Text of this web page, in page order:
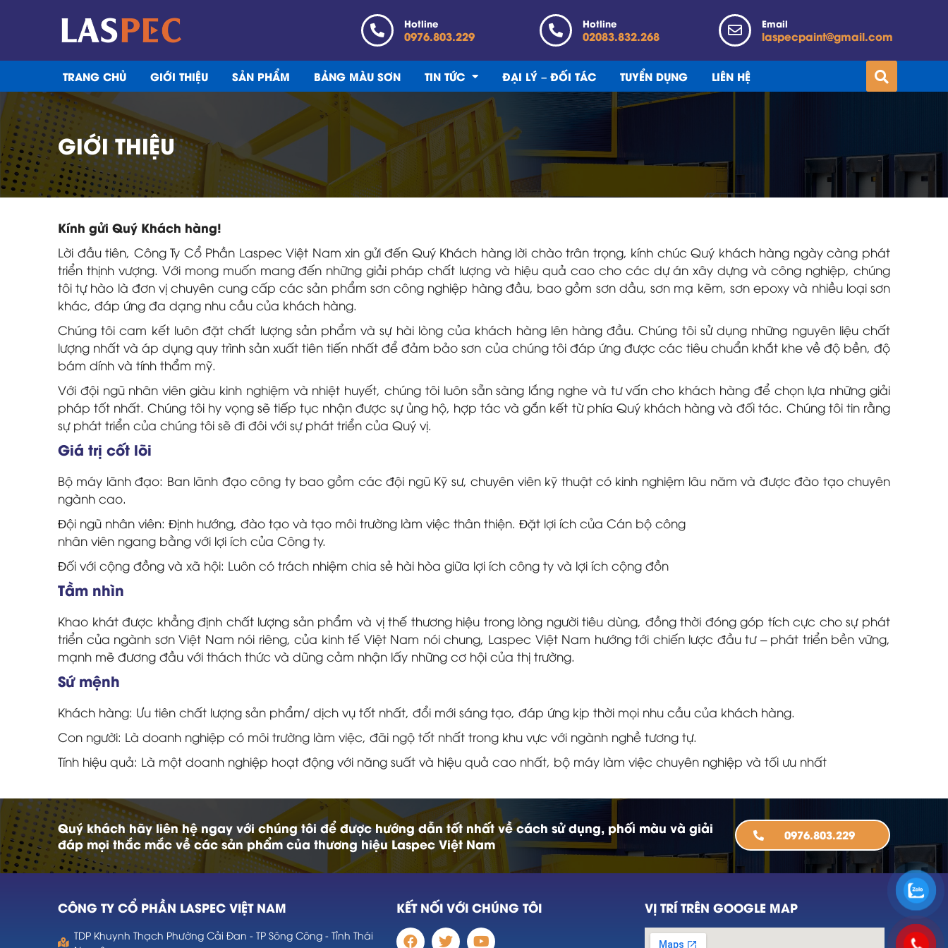
Hotline
0976.803.229
Hotline
02083.832.268
Email
laspecpaint@gmail.com
TRANG CHỦ GIỚI THIỆU SẢN PHẨM BẢNG MÀU SƠN TIN TỨC ĐẠI LÝ – ĐỐI TÁC TUYỂN DỤNG LIÊN HỆ
GIỚI THIỆU
Kính gửi Quý Khách hàng!
Lời đầu tiên, Công Ty Cổ Phần Laspec Việt Nam xin gửi đến Quý Khách hàng lời chào trân trọng, kính chúc Quý khách hàng ngày càng phát
triển thịnh vượng. Với mong muốn mang đến những giải pháp chất lượng và hiệu quả cao cho các dự án xây dựng và công nghiệp, chúng
tôi tự hào là đơn vị chuyên cung cấp các sản phẩm sơn công nghiệp hàng đầu, bao gồm sơn dầu, sơn mạ kẽm, sơn epoxy và nhiều loại sơn
khác, đáp ứng đa dạng nhu cầu của khách hàng.
Chúng tôi cam kết luôn đặt chất lượng sản phẩm và sự hài lòng của khách hàng lên hàng đầu. Chúng tôi sử dụng những nguyên liệu chất
lượng nhất và áp dụng quy trình sản xuất tiên tiến nhất để đảm bảo sơn của chúng tôi đáp ứng được các tiêu chuẩn khắt khe về độ bền, độ
bám dính và tính thẩm mỹ.
Với đội ngũ nhân viên giàu kinh nghiệm và nhiệt huyết, chúng tôi luôn sẵn sàng lắng nghe và tư vấn cho khách hàng để chọn lựa những giải
pháp tốt nhất. Chúng tôi hy vọng sẽ tiếp tục nhận được sự ủng hộ, hợp tác và gắn kết từ phía Quý khách hàng và đối tác. Chúng tôi tin rằng
sự phát triển của chúng tôi sẽ đi đôi với sự phát triển của Quý vị.
Giá trị cốt lõi
Bộ máy lãnh đạo: Ban lãnh đạo công ty bao gồm các đội ngũ Kỹ sư, chuyên viên kỹ thuật có kinh nghiệm lâu năm và được đào tạo chuyên
ngành cao.
Ðội ngũ nhân viên: Ðịnh hướng, đào tạo và tạo môi trường làm việc thân thiện. Ðặt lợi ích của Cán bộ công
nhân viên ngang bằng với lợi ích của Công ty.
Ðối với cộng đồng và xã hội: Luôn có trách nhiệm chia sẻ hài hòa giữa lợi ích công ty và lợi ích cộng đồn
Tầm nhìn
Khao khát được khẳng định chất lượng sản phẩm và vị thế thương hiệu trong lòng người tiêu dùng, đồng thời đóng góp tích cực cho sự phát
triển của ngành sơn Việt Nam nói riêng, của kinh tế Việt Nam nói chung, Laspec Việt Nam hướng tới chiến lược đầu tư – phát triển bền vững,
mạnh mẽ đương đầu với thách thức và dũng cảm nhận lấy những cơ hội của thị trường.
Sứ mệnh
Khách hàng: Ưu tiên chất lượng sản phẩm/ dịch vụ tốt nhất, đổi mới sáng tạo, đáp ứng kịp thời mọi nhu cầu của khách hàng.
Con người: Là doanh nghiệp có môi trường làm việc, đãi ngộ tốt nhất trong khu vực với ngành nghề tương tự.
Tính hiệu quả: Là một doanh nghiệp hoạt động với năng suất và hiệu quả cao nhất, bộ máy làm việc chuyên nghiệp và tối ưu nhất
Quý khách hãy liên hệ ngay với chúng tôi để được hướng dẫn tốt nhất về cách sử dụng, phối màu và giải
đáp mọi thắc mắc về các sản phẩm của thương hiệu Laspec Việt Nam
0976.803.229
CÔNG TY CỔ PHẦN LASPEC VIỆT NAM
TDP Khuynh Thạch Phường Cải Đan - TP Sông Công - Tỉnh Thái
KẾT NỐI VỚI CHÚNG TÔI VỊ TRÍ TRÊN GOOGLE MAP